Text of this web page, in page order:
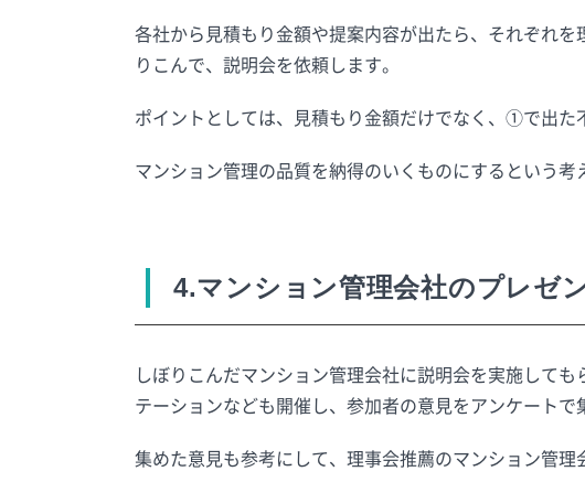
各社から見積もり金額や提案内容が出たら、それぞれ
りこんで、説明会を依頼します。
ポイントとしては、見積もり金額だけでなく、①で出た
マンション管理の品質を納得のいくものにするという考
4.マンション管理会社のプレゼ
しぼりこんだマンション管理会社に説明会を実施して
テーションなども開催し、参加者の意見をアンケートで
集めた意見も参考にして、理事会推薦のマンション管理